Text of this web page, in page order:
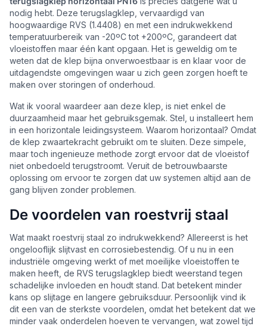
nodig hebt. Deze terugslagklep, vervaardigd van
hoogwaardige RVS (1.4408) en met een indrukwekkend
temperatuurbereik van -20ºC tot +200ºC, garandeert dat
vloeistoffen maar één kant opgaan. Het is geweldig om te
weten dat de klep bijna onverwoestbaar is en klaar voor de
uitdagendste omgevingen waar u zich geen zorgen hoeft te
maken over storingen of onderhoud.
Wat ik vooral waardeer aan deze klep, is niet enkel de
duurzaamheid maar het gebruiksgemak. Stel, u installeert hem
in een horizontale leidingsysteem. Waarom horizontaal? Omdat
de klep zwaartekracht gebruikt om te sluiten. Deze simpele,
maar toch ingenieuze methode zorgt ervoor dat de vloeistof
niet onbedoeld terugstroomt. Veruit de betrouwbaarste
oplossing om ervoor te zorgen dat uw systemen altijd aan de
gang blijven zonder problemen.
De voordelen van roestvrij staal
Wat maakt roestvrij staal zo indrukwekkend? Allereerst is het
ongelooflijk slijtvast en corrosiebestendig. Of u nu in een
industriële omgeving werkt of met moeilijke vloeistoffen te
maken heeft, de RVS terugslagklep biedt weerstand tegen
schadelijke invloeden en houdt stand. Dat betekent minder
kans op slijtage en langere gebruiksduur. Persoonlijk vind ik
dit een van de sterkste voordelen, omdat het betekent dat we
minder vaak onderdelen hoeven te vervangen, wat zowel tijd